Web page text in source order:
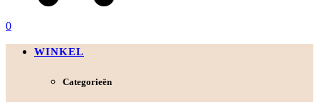
0
WINKEL
Categorieën